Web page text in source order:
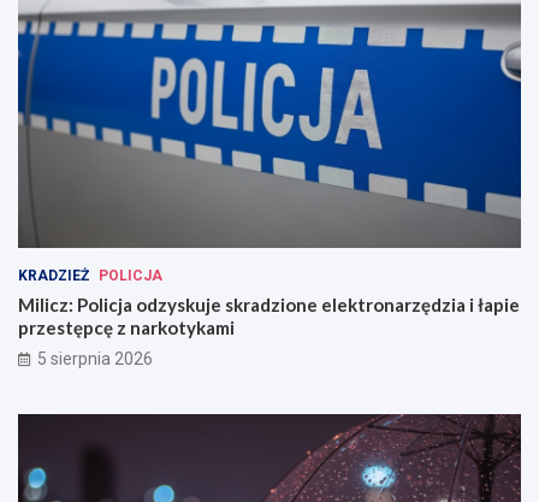
KRADZIEŻ POLICJA
Milicz: Policja odzyskuje skradzione elektronarzędzia i łapie
przestępcę z narkotykami
5 sierpnia 2026